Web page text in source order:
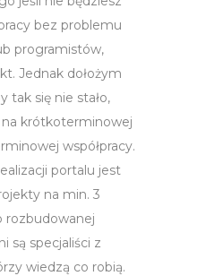
bez problemu
programistów,
Jednak dołożym
tak się nie stało,
krótkoterminowej
współpracy.
portalu jest
na min. 3
rozbudowanej
są specjaliści z
wiedzą co robią.